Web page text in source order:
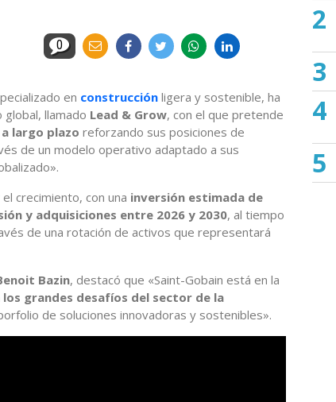
0
en construcción ligera y sostenible, ha
llamado Lead & Grow, con el que pretende
largo plazo reforzando sus posiciones de
de un modelo operativo adaptado a sus
crecimiento, con una inversión estimada de
y adquisiciones entre 2026 y 2030, al tiempo
de una rotación de activos que representará
Bazin, destacó que «Saint-Gobain está en la
grandes desafíos del sector de la
de soluciones innovadoras y sostenibles».
2
3
4
5